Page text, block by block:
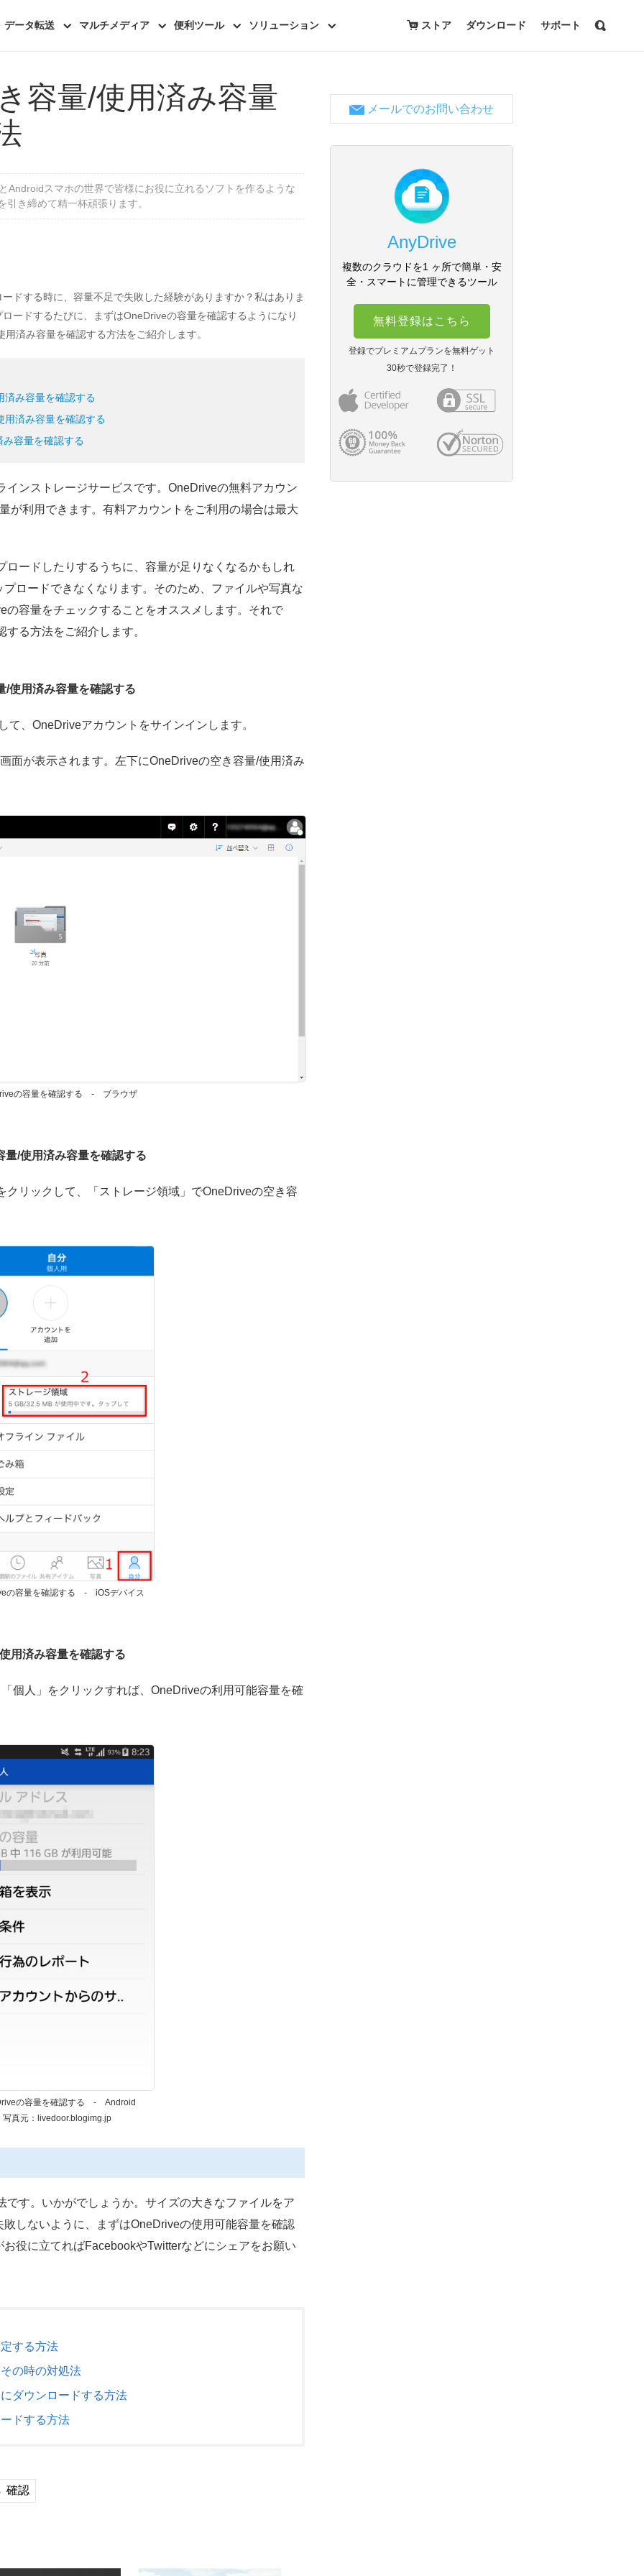
ストア ダウンロード サポート
データ転送 マルチメディア 便利ツール ソリューション
容量/使用済み容量
Androidスマホの世界で皆様にお役に立れるソフトを作るような
引き締めて精一杯頑張ります。
ドする時に、容量不足で失敗した経験がありますか？私はありま
ードするたびに、まずはOneDriveの容量を確認するようになり
済み容量を確認する方法をご紹介します。
済み容量を確認する
用済み容量を確認する
容量を確認する
インストレージサービスです。OneDriveの無料アカウン
が利用できます。有料アカウントをご利用の場合は最大
ロードしたりするうちに、容量が足りなくなるかもしれ
ロードできなくなります。そのため、ファイルや写真な
の容量をチェックすることをオススメします。それで
る方法をご紹介します。
使用済み容量を確認する
、OneDriveアカウントをサインインします。
面が表示されます。左下にOneDriveの空き容量/使用済み
の容量を確認する - ブラウザ
/使用済み容量を確認する
クリックして、「ストレージ領域」でOneDriveの空き容
の容量を確認する - iOSデバイス
用済み容量を確認する
個人」をクリックすれば、OneDriveの利用可能容量を確
の容量を確認する - Android
写真元：livedoor.blogimg.jp
です。いかがでしょうか。サイズの大きなファイルをア
しないように、まずはOneDriveの使用可能容量を確認
役に立てればFacebookやTwitterなどにシェアをお願い
する方法
の時の対処法
ダウンロードする方法
ドする方法
確認
メールでのお問い合わせ
AnyDrive
複数のクラウドを1 ヶ所で簡単・安
全・スマートに管理できるツール
無料登録はこちら
登録でプレミアムプランを無料ゲット
30秒で登録完了！